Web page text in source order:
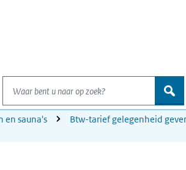
Waar bent u naar op zoek?
zoek
en sauna's
Btw-tarief gelegenheid